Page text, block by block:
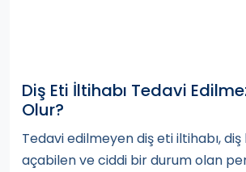
Diş Eti İltihabı Tedavi
Olur?
Tedavi edilmeyen diş eti iltihabı, diş
açabilen ve ciddi bir durum olan